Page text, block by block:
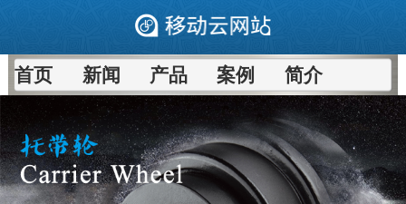
首页 新闻 产品 案例 简介